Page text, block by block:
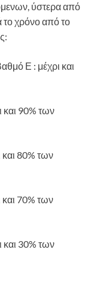
ύστερα από
το χρόνο από το
Ε : μέχρι και
90% των
80% των
70% των
30% των